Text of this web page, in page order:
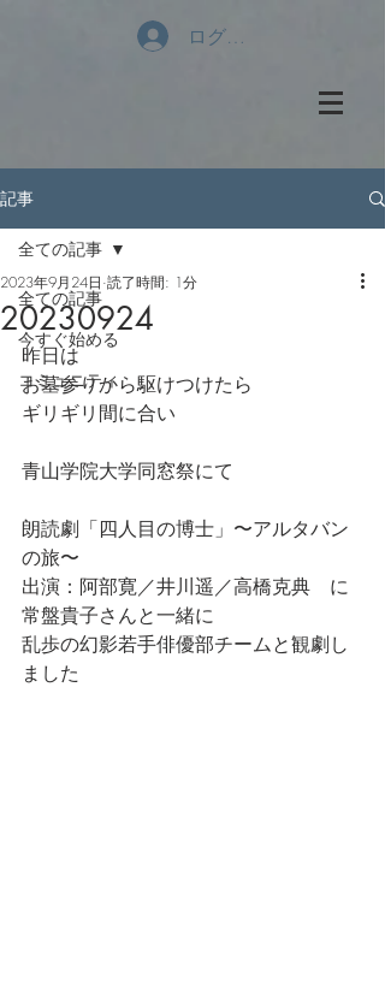
ログイン
記事
全ての記事
今すぐ始める
コミュニティ
全ての記事
20230924
2023年9月24日 読了時間: 1分
昨日は
お墓参りから駆けつけたら
ギリギリ間に合い
青山学院大学同窓祭にて
朗読劇「四人目の博士」〜アルタバン
の旅〜
出演：阿部寛／井川遥／高橋克典　に
常盤貴子さんと一緒に
乱歩の幻影若手俳優部チームと観劇し
ました